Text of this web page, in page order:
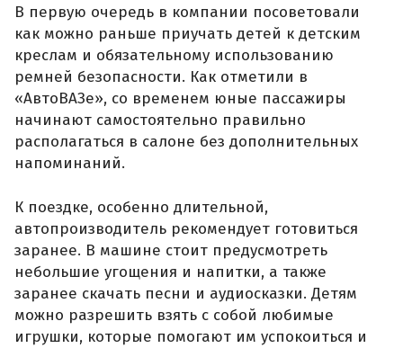
В первую очередь в компании посоветовали
как можно раньше приучать детей к детским
креслам и обязательному использованию
ремней безопасности. Как отметили в
«АвтоВАЗе», со временем юные пассажиры
начинают самостоятельно правильно
располагаться в салоне без дополнительных
напоминаний.
К поездке, особенно длительной,
автопроизводитель рекомендует готовиться
заранее. В машине стоит предусмотреть
небольшие угощения и напитки, а также
заранее скачать песни и аудиосказки. Детям
можно разрешить взять с собой любимые
игрушки, которые помогают им успокоиться и